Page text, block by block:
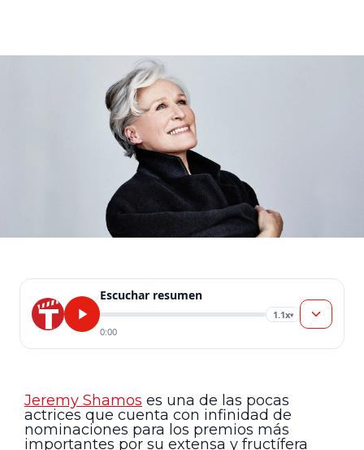
Escuchar resumen
1.1x▾
0:00
Jeremy Shamos es una de las pocas
actrices que cuenta con infinidad de
nominaciones para los premios más
importantes por su extensa y fructífera